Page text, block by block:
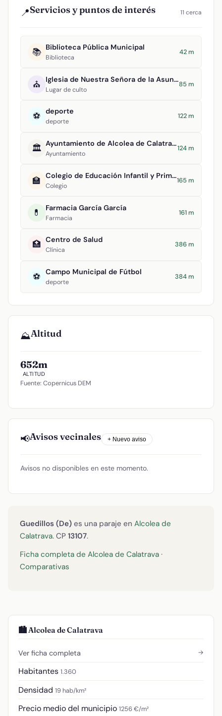
📍Servicios y puntos de interés 11 cerca
📚 Biblioteca Pública Municipal
Biblioteca
42 m
⛪ Iglesia de Nuestra Señora de la Asunción
Lugar de culto
85 m
⚽ deporte
deporte
122 m
🏛️ Ayuntamiento de Alcolea de Calatrava
Ayuntamiento
124 m
🏫 Colegio de Educación Infantil y Primaria Tomasa Gallardo
Colegio
165 m
💊 Farmacia García García
Farmacia
161 m
🏥 Centro de Salud
Clínica
386 m
⚽ Campo Municipal de Fútbol
deporte
384 m
⛰️Altitud
652m
ALTITUD
Fuente: Copernicus DEM
📢Avisos vecinales + Nuevo aviso
Avisos no disponibles en este momento.
Guedillos (De) es una paraje en Alcolea de
Calatrava. CP 13107.
Ficha completa de Alcolea de Calatrava ·
Comparativas
🏙️ Alcolea de Calatrava
Ver ficha completa →
Habitantes 1.360
Densidad 19 hab/km²
Precio medio del municipio 1256 €/m²